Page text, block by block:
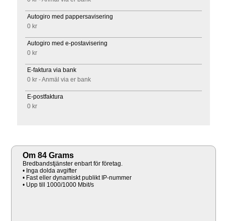
Autogiro med pappersavisering
0 kr
Autogiro med e-postavisering
0 kr
E-faktura via bank
0 kr - Anmäl via er bank
E-postfaktura
0 kr
Om 84 Grams
Bredbandstjänster enbart för företag.
• Inga dolda avgifter
• Fast eller dynamiskt publikt IP-nummer
• Upp till 1000/1000 Mbit/s